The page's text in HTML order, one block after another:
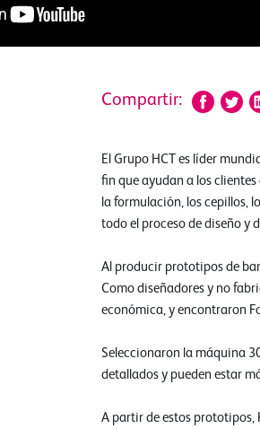
Compartir:
El Grupo HCT es líder
fin que ayudan a los
la formulación, los cepillos,
todo el proceso de diseño y
Al producir prototipos de
Como diseñadores y no
económica, y encontraron
Seleccionaron la máquina
detallados y pueden estar
A partir de estos prototipos,